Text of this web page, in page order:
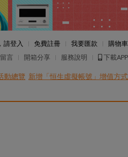
請登入 免費註冊 我要匯款
購物車
言 開箱分享 服務說明 下載APP
動總覽 新增「恒生虛擬帳號」增值方式